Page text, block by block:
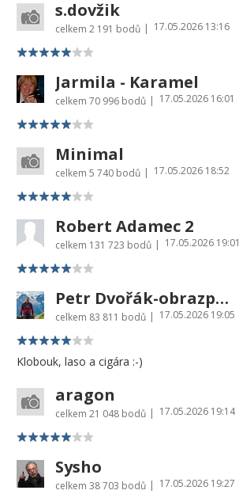
s.dovžik
celkem 2 191 bodů | 17.05.2026 13:16
Jarmila - Karamel
celkem 70 996 bodů | 17.05.2026 16:01
Minimal
celkem 5 740 bodů | 17.05.2026 18:52
Robert Adamec 2
celkem 131 723 bodů | 17.05.2026 19:01
Petr Dvořák-obrazprovas.cz
celkem 83 811 bodů | 17.05.2026 19:05
Klobouk, laso a cigára :-)
aragon
celkem 21 048 bodů | 17.05.2026 19:14
Sysho
celkem 38 703 bodů | 17.05.2026 19:27